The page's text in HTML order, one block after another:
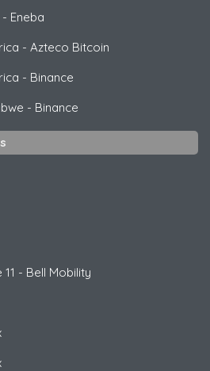
- Eneba
- Azteco Bitcoin
- Binance
- Binance
11 - Bell Mobility